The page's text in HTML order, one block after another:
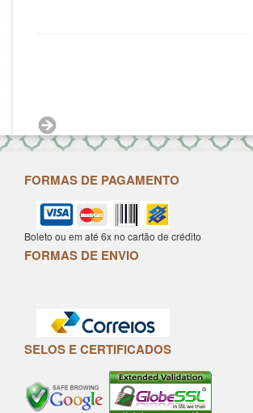
FORMAS DE PAGAMENTO
Boleto ou em até 6x no cartão de crédito
FORMAS DE ENVIO
SELOS E CERTIFICADOS